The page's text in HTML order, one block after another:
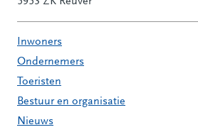
Inwoners
Ondernemers
Toeristen
Bestuur en organisatie
Nieuws